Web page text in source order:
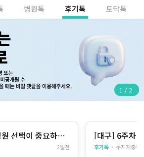
병원톡 후기톡 토닥톡
1 / 2
선택이 중요하다
2일전
[대구] 6주차
후기톡 무지개충전